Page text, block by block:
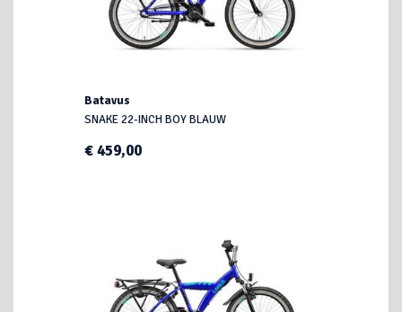
Batavus
SNAKE 22-INCH BOY BLAUW
€ 459,00